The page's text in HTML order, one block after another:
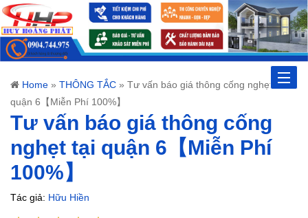
Toggle
Home » THÔNG TẮC » Tư vấn báo giá thông cống nghẹt tại
quận 6【Miễn Phí 100%】
Tư vấn báo giá thông cống
nghẹt tại quận 6【Miễn Phí
100%】
Tác giả: Hữu Hiền